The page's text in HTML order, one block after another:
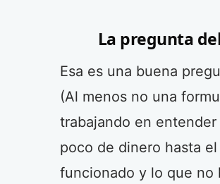
La pregunta
Esa es una buena
(Al menos no una
trabajando en
poco de dinero hasta
funcionado y lo que no